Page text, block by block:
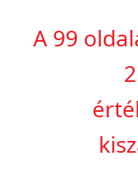
A 99